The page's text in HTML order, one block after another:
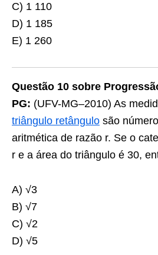
C) 1 110
D) 1 185
E) 1 260
Questão 10 sobre
PG: (UFV-MG–2010) As
triângulo retângulo são
aritmética de razão r. Se o
r e a área do triângulo é 30,
A) √3
B) √7
C) √2
D) √5